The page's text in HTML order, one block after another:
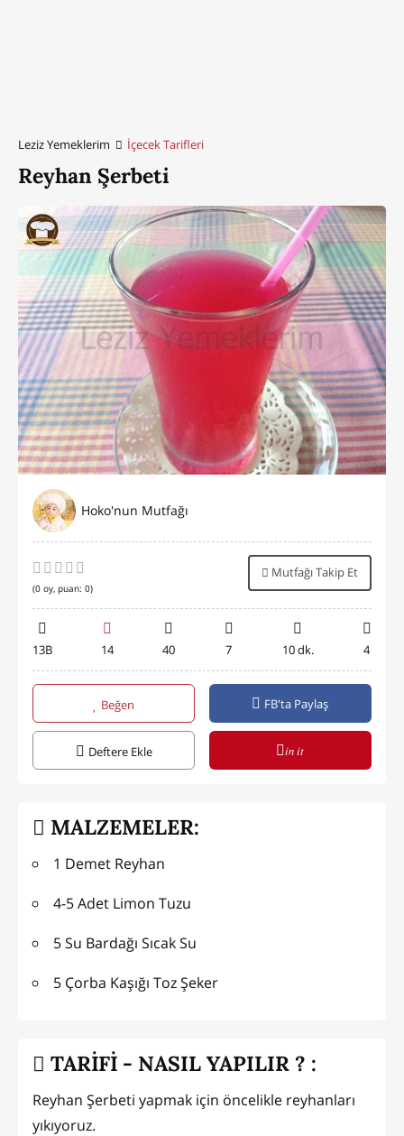
Leziz Yemeklerim İçecek Tarifleri
Reyhan Şerbeti
Hoko'nun Mutfağı
(0 oy, puan: 0)
Mutfağı Takip Et
13B 14 40 7 10 dk. 4
Beğen FB'ta Paylaş
Deftere Ekle in it
MALZEMELER:
1 Demet Reyhan
4-5 Adet Limon Tuzu
5 Su Bardağı Sıcak Su
5 Çorba Kaşığı Toz Şeker
TARİFİ - NASIL YAPILIR ? :
Reyhan Şerbeti yapmak için öncelikle reyhanları
yıkıyoruz.